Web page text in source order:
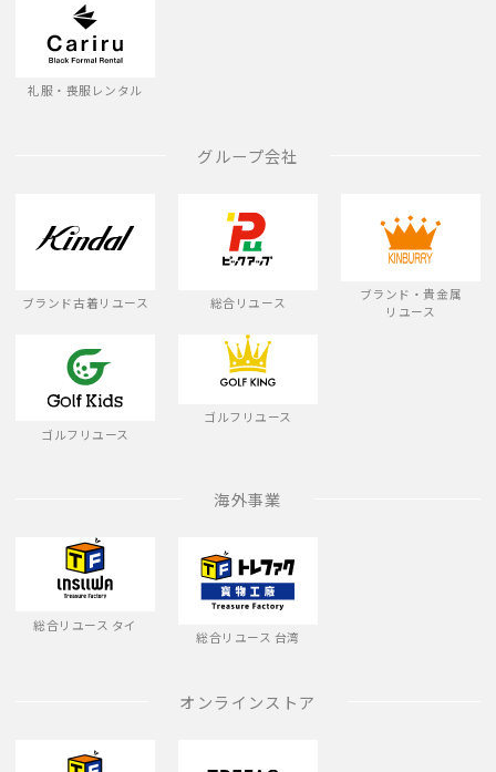
礼服・喪服レンタル
グループ会社
ブランド古着リユース 総合リユース
ブランド・貴金属
リユース
ゴルフリユース
ゴルフリユース
海外事業
総合リユース タイ
総合リユース 台湾
オンラインストア